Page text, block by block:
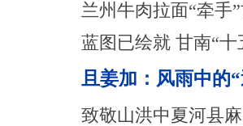
兰州牛肉拉面“牵手
蓝图已绘就 甘南“十
且姜加：风雨中的
致敬山洪中夏河县